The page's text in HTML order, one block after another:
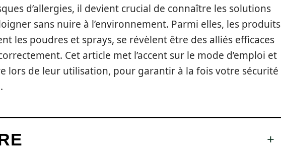
d’allergies, il devient crucial de connaître les solutions
sans nuire à l’environnement. Parmi elles, les produits
les poudres et sprays, se révèlent être des alliés efficaces
Cet article met l’accent sur le mode d’emploi et
lors de leur utilisation, pour garantir à la fois votre sécurité